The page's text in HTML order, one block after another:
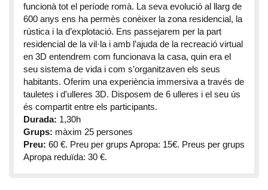
funcionà tot el període romà. La seva evolució al llarg de
600 anys ens ha permès conèixer la zona residencial, la
rústica i la d’explotació. Ens passejarem per la part
residencial de la vil·la i amb l’ajuda de la recreació virtual
en 3D entendrem com funcionava la casa, quin era el
seu sistema de vida i com s’organitzaven els seus
habitants. Oferim una experiència immersiva a través de
tauletes i d'ulleres 3D. Disposem de 6 ulleres i el seu ús
és compartit entre els participants.
Durada: 1,30h
Grups: màxim 25 persones
Preu: 60 €. Preu per grups Apropa: 15€. Preus per grups
Apropa reduïda: 30 €.